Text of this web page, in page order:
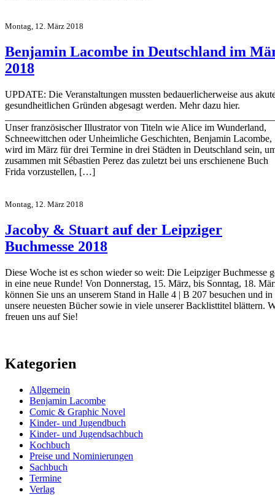
Montag, 12. März 2018
Benjamin Lacombe in Deutschland im
2018
UPDATE: Die Veranstaltungen mussten bedauerlicherweise aus
gesundheitlichen Gründen abgesagt werden. Mehr dazu hier.
Unser französischer Illustrator von Titeln wie Alice im Wunderland,
Schneewittchen oder Unheimliche Geschichten, Benjamin Lacombe,
wird im März für drei Termine in drei Städten in Deutschland sein,
zusammen mit Sébastien Perez das zuletzt bei uns erschienene Buch
Frida vorzustellen, […]
Montag, 12. März 2018
Jacoby & Stuart auf der Leipziger
Buchmesse 2018
Diese Woche ist es schon wieder so weit: Die Leipziger Buchmesse
in eine neue Runde! Von Donnerstag, 15. März, bis Sonntag, 18.
können Sie uns an unserem Stand in Halle 4 | B 207 besuchen und in
unsere neuesten Bücher sowie in viele unserer Backlisttitel blättern.
freuen uns auf Sie!
Kategorien
Allgemein
Benjamin Lacombe
Comic & Graphic Novel
Kinder- und Jugendbuch
Kinder- und Jugendsachbuch
Kochbuch
Preise und Nominierungen
Sachbuch
Termine
Verlag